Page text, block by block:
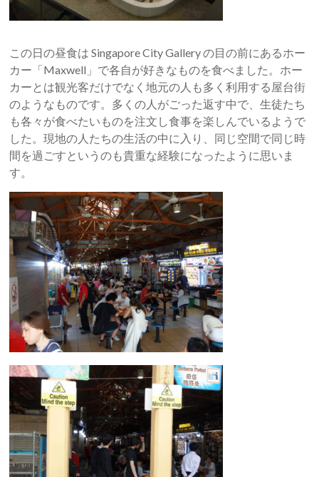
この日の昼食は Singapore City Gallery の目の前にあるホー
カー「Maxwell」で各自が好きなものを食べました。ホー
カーとは観光客だけでなく地元の人も多く利用する屋台街
のようなものです。多くの人がごった返す中で、生徒たち
も各々が食べたいものを注文し食事を楽しんでいるようで
した。現地の人たちの生活の中に入り、同じ空間で同じ時
間を過ごすというのも貴重な経験になったように思いま
す。